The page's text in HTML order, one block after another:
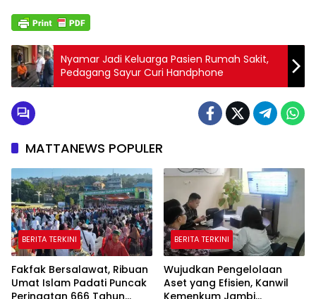
Nyamar Jadi Keluarga Pasien Rumah Sakit,
Pedagang Sayur Curi Handphone
MATTANEWS POPULER
BERITA TERKINI
Fakfak Bersalawat, Ribuan
Umat Islam Padati Puncak
BERITA TERKINI
Wujudkan Pengelolaan
Aset yang Efisien, Kanwil